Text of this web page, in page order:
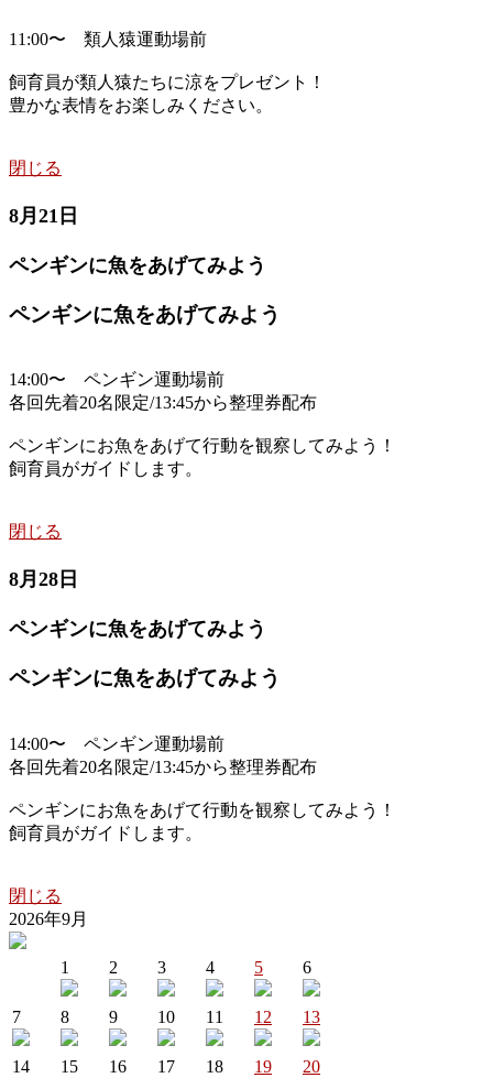
11:00〜 類人猿運動場前
飼育員が類人猿たちに涼をプレゼント！
豊かな表情をお楽しみください。
閉じる
8月21日
ペンギンに魚をあげてみよう
ペンギンに魚をあげてみよう
14:00〜 ペンギン運動場前
各回先着20名限定/13:45から整理券配布
ペンギンにお魚をあげて行動を観察してみよう！
飼育員がガイドします。
閉じる
8月28日
ペンギンに魚をあげてみよう
ペンギンに魚をあげてみよう
14:00〜 ペンギン運動場前
各回先着20名限定/13:45から整理券配布
ペンギンにお魚をあげて行動を観察してみよう！
飼育員がガイドします。
閉じる
2026年9月
1 2 3 4 5 6
7 8 9 10 11 12 13
14 15 16 17 18 19 20